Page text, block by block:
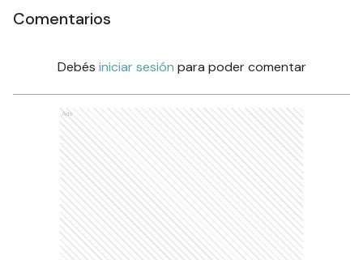
Comentarios
Debés iniciar sesión para poder comentar
Ads